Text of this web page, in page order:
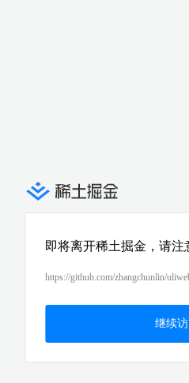
即将离开稀土掘金，请注
https://github.com/zhangchunlin/
继续